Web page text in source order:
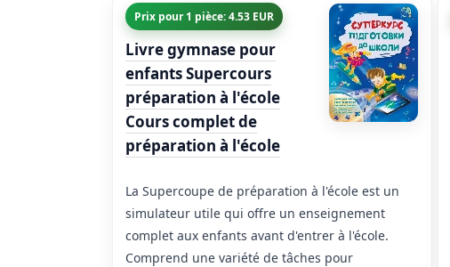
Prix pour 1 pièce: 4.53 EUR
Livre gymnase pour
enfants Supercours
préparation à l'école
Cours complet de
préparation à l'école
La Supercoupe de préparation à l'école est un
simulateur utile qui offre un enseignement
complet aux enfants avant d'entrer à l'école.
Comprend une variété de tâches pour